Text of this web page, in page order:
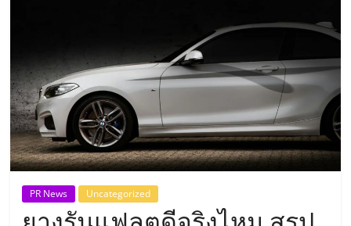
ประเทศไทย,
ThaiSMEsCenter,
รวม
ธุรกิจ
PR News Uncategorized